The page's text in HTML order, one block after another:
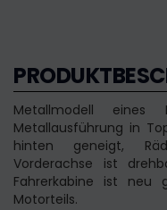
Metallmodell eines
Metallausführung in
hinten geneigt,
Vorderachse ist
Fahrerkabine ist neu
Motorteils.